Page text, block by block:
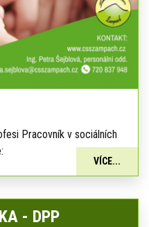
Pracovník v sociálních
VÍCE...
- DPP